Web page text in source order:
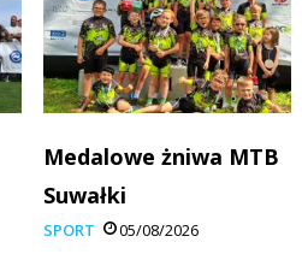
Medalowe żniwa MTB
Suwałki
SPORT 05/08/2026